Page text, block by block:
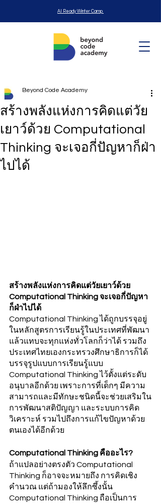
AI Ready Winter Camp
สร้างพลังแห่งการคิดแต่วัย
เยาว์ด้วย Computational
Thinking จะเจอกี่ปัญหาก็ฝ่า
ไปได้
Beyond Code Academy
สร้างพลังแห่งการคิดแต่วัยเยาว์ด้วย
Computational Thinking จะเจอกี่ปัญหา
ก็ฝ่าไปได้
Computational Thinking ได้ถูกบรรจุอยู่
ในหลักสูตรการเรียนรู้ในประเทศที่พัฒนา
แล้วแทบจะทุกแห่งทั่วโลกก็ว่าได้ รวมถึง
ประเทศไทยเองกระทรวงศึกษาธิการก็ได้
บรรจุรูปแบบการเรียนรู้แบบ
Computational Thinking ไว้ตั้งแต่ระดับ
อนุบาลอีกด้วย เพราะการที่เด็กๆ มีความ
สามารถและมีทักษะชนิดนี้จะช่วยเสริมใน
การพัฒนาสติปัญญา และระบบการคิด
วิเคราะห์ รวมไปถึงการแก้ไขปัญหาด้วย
ตนเองได้อีกด้วย
Computational Thinking คืออะไร?
ถ้าแปลอย่างตรงตัว Computational
Thinking ก็อาจจะหมายถึง การคิดเชิง
คำนวณ แต่ถ้ามองให้ลึกซึ้งนั้น
Computational Thinking ถือเป็นการ